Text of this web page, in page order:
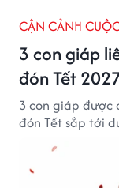
CẬN CẢNH
3 con giáp
đón Tết
3 con giáp được
đón Tết sắp tới